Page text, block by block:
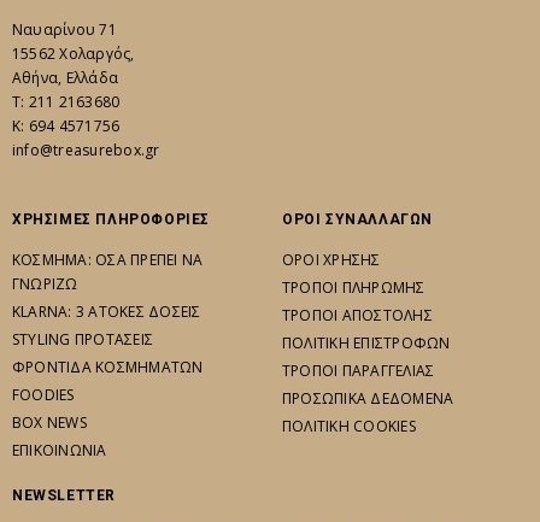
Ναυαρίνου 71
15562 Χολαργός,
Αθήνα, Ελλάδα
Τ: 211 2163680
K: 694 4571756
info@treasurebox.gr
ΧΡΗΣΙΜΕΣ ΠΛΗΡΟΦΟΡΙΕΣ
ΚΟΣΜΗΜΑ: ΟΣΑ ΠΡΕΠΕΙ ΝΑ
ΓΝΩΡΙΖΩ
KLARNA: 3 ΑΤΟΚΕΣ ΔΟΣΕΙΣ
STYLING ΠΡΟΤΑΣΕΙΣ
ΦΡΟΝΤΙΔΑ ΚΟΣΜΗΜΑΤΩΝ
FOODIES
BOX NEWS
ΕΠΙΚΟΙΝΩΝΙΑ
ΟΡΟΙ ΣΥΝΑΛΛΑΓΩΝ
ΟΡΟΙ ΧΡΗΣΗΣ
ΤΡΟΠΟΙ ΠΛΗΡΩΜΗΣ
ΤΡΟΠΟΙ ΑΠΟΣΤΟΛΗΣ
ΠΟΛΙΤΙΚΗ ΕΠΙΣΤΡΟΦΩΝ
ΤΡΟΠΟΙ ΠΑΡΑΓΓΕΛΙΑΣ
ΠΡΟΣΩΠΙΚΑ ΔΕΔΟΜΕΝΑ
ΠΟΛΙΤΙΚΗ COOKIES
NEWSLETTER